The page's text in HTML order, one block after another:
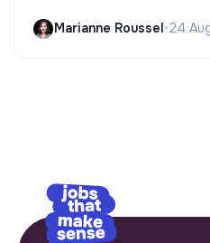
Marianne Roussel •24